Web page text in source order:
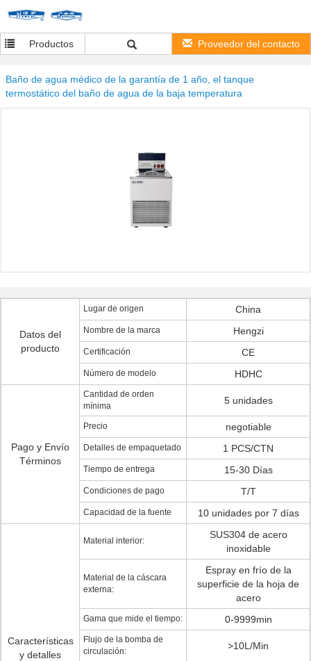
Productos Proveedor del contacto
Baño de agua médico de la garantía de 1 año, el tanque
termostático del baño de agua de la baja temperatura
Datos del
producto
Lugar de origen China
Nombre de la marca Hengzi
Certificación CE
Número de modelo HDHC
Pago y Envío
Términos
Cantidad de orden
mínima
5 unidades
Precio negotiable
Detalles de empaquetado 1 PCS/CTN
Tiempo de entrega 15-30 Días
Condiciones de pago T/T
Capacidad de la fuente 10 unidades por 7 días
Características
y detalles
Material interior:
SUS304 de acero
inoxidable
Material de la cáscara
externa:
Espray en frío de la
superficie de la hoja de
acero
Gama que mide el tiempo: 0-9999min
Flujo de la bomba de
circulación:
>10L/Min